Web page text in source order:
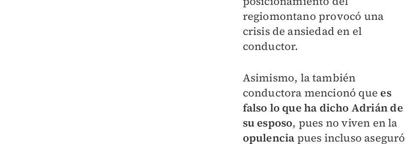
regiomontano provocó una
crisis de ansiedad en el
conductor.
Asimismo, la también
conductora mencionó que es
falso lo que ha dicho Adrián de
su esposo, pues no viven en la
opulencia pues incluso aseguró